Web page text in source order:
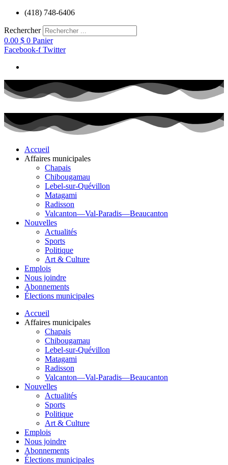
Aller
contenu
(418) 748-6406
Rechercher
0.00 $ 0 Panier
Facebook-f Twitter
Accueil
Affaires municipales
Chapais
Chibougamau
Lebel-sur-Quévillon
Matagami
Radisson
Valcanton—Val-Paradis—Beaucanton
Nouvelles
Actualités
Sports
Politique
Art & Culture
Emplois
Nous joindre
Abonnements
Élections municipales
Accueil
Affaires municipales
Chapais
Chibougamau
Lebel-sur-Quévillon
Matagami
Radisson
Valcanton—Val-Paradis—Beaucanton
Nouvelles
Actualités
Sports
Politique
Art & Culture
Emplois
Nous joindre
Abonnements
Élections municipales